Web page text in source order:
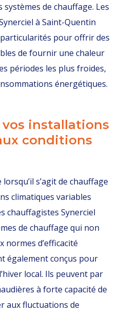
systèmes de chauffage. Les
à Saint-Quentin
pour offrir des
de fournir une chaleur
périodes les plus froides,
énergétiques.
installations
conditions
s’agit de chauffage
climatiques variables
chauffagistes Synerciel
de chauffage qui non
d’efficacité
également conçus pour
local. Ils peuvent par
à forte capacité de
aux fluctuations de